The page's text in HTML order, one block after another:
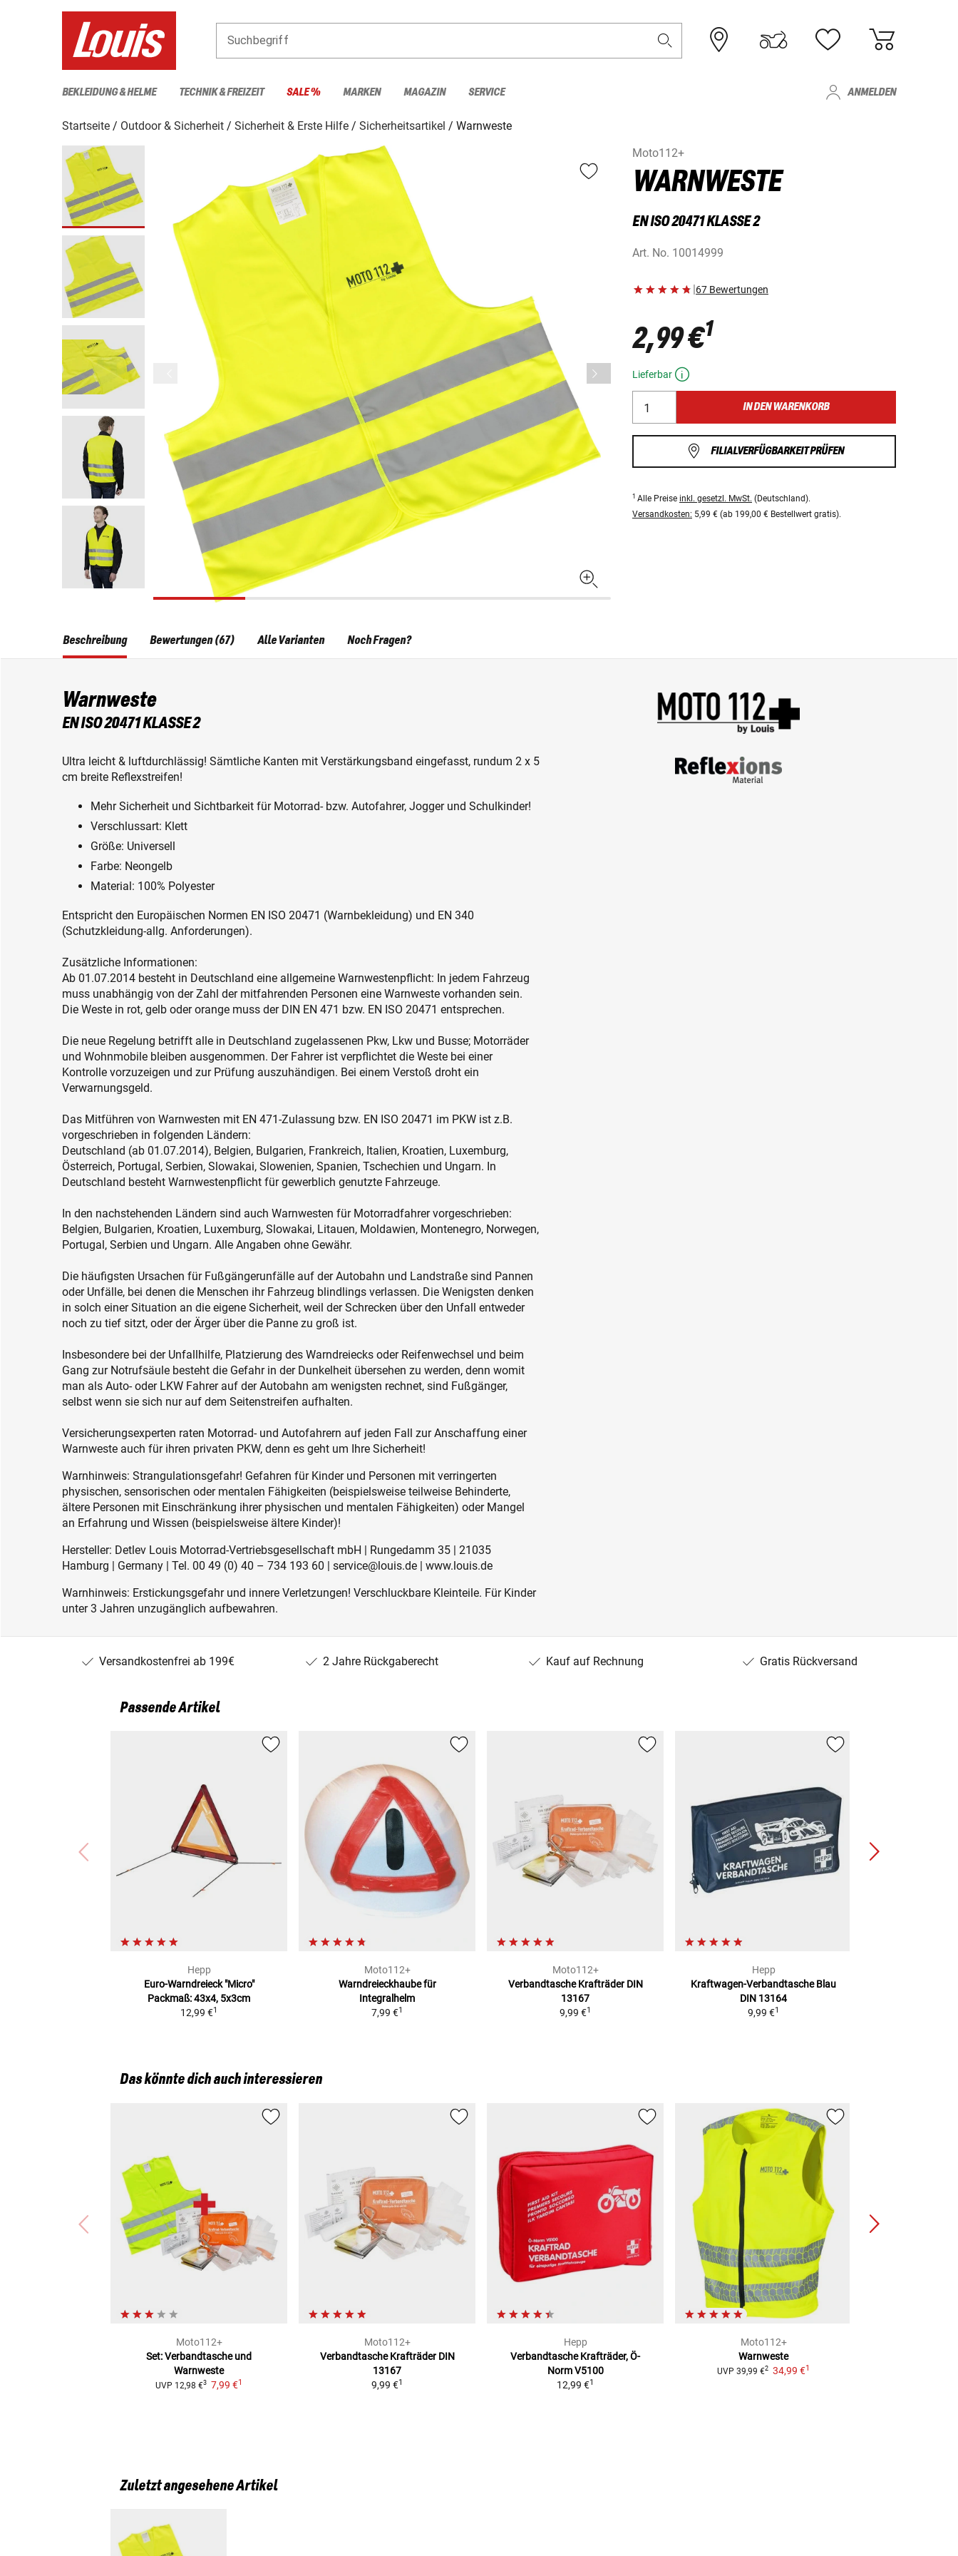
Suchbegriff
BEKLEIDUNG & HELME TECHNIK & FREIZEIT SALE % MARKEN MAGAZIN SERVICE ANMELDEN
Startseite Outdoor & Sicherheit Sicherheit & Erste Hilfe Sicherheitsartikel
Warnweste
Moto112+
WARNWESTE
EN ISO 20471 KLASSE 2
Art. No. 10014999
|67 Bewertungen
2,99 €1
Lieferbar
IN DEN WARENKORB
FILIALVERFÜGBARKEIT PRÜFEN
1 Alle Preise inkl. gesetzl. MwSt. (Deutschland).
Versandkosten: 5,99 € (ab 199,00 € Bestellwert gratis).
Beschreibung
Warnweste
EN ISO 20471 KLASSE 2
Ultra leicht & luftdurchlässig! Sämtliche Kanten mit Verstärkungsband eingefasst, rundum 2 x 5
cm breite Reflexstreifen!
Mehr Sicherheit und Sichtbarkeit für Motorrad- bzw. Autofahrer, Jogger und Schulkinder!
Verschlussart: Klett
Größe: Universell
Farbe: Neongelb
Material: 100% Polyester
Entspricht den Europäischen Normen EN ISO 20471 (Warnbekleidung) und EN 340
(Schutzkleidung-allg. Anforderungen).
Zusätzliche Informationen:
Ab 01.07.2014 besteht in Deutschland eine allgemeine Warnwestenpflicht: In jedem Fahrzeug
muss unabhängig von der Zahl der mitfahrenden Personen eine Warnweste vorhanden sein.
Die Weste in rot, gelb oder orange muss der DIN EN 471 bzw. EN ISO 20471 entsprechen.
Die neue Regelung betrifft alle in Deutschland zugelassenen Pkw, Lkw und Busse; Motorräder
und Wohnmobile bleiben ausgenommen. Der Fahrer ist verpflichtet die Weste bei einer
Kontrolle vorzuzeigen und zur Prüfung auszuhändigen. Bei einem Verstoß droht ein
Verwarnungsgeld.
Das Mitführen von Warnwesten mit EN 471-Zulassung bzw. EN ISO 20471 im PKW ist z.B.
vorgeschrieben in folgenden Ländern:
Deutschland (ab 01.07.2014), Belgien, Bulgarien, Frankreich, Italien, Kroatien, Luxemburg,
Österreich, Portugal, Serbien, Slowakai, Slowenien, Spanien, Tschechien und Ungarn. In
Deutschland besteht Warnwestenpflicht für gewerblich genutzte Fahrzeuge.
In den nachstehenden Ländern sind auch Warnwesten für Motorradfahrer vorgeschrieben:
Belgien, Bulgarien, Kroatien, Luxemburg, Slowakai, Litauen, Moldawien, Montenegro, Norwegen,
Portugal, Serbien und Ungarn. Alle Angaben ohne Gewähr.
Die häufigsten Ursachen für Fußgängerunfälle auf der Autobahn und Landstraße sind Pannen
oder Unfälle, bei denen die Menschen ihr Fahrzeug blindlings verlassen. Die Wenigsten denken
in solch einer Situation an die eigene Sicherheit, weil der Schrecken über den Unfall entweder
noch zu tief sitzt, oder der Ärger über die Panne zu groß ist.
Insbesondere bei der Unfallhilfe, Platzierung des Warndreiecks oder Reifenwechsel und beim
Gang zur Notrufsäule besteht die Gefahr in der Dunkelheit übersehen zu werden, denn womit
man als Auto- oder LKW Fahrer auf der Autobahn am wenigsten rechnet, sind Fußgänger,
selbst wenn sie sich nur auf dem Seitenstreifen aufhalten.
Versicherungsexperten raten Motorrad- und Autofahrern auf jeden Fall zur Anschaffung einer
Warnweste auch für ihren privaten PKW, denn es geht um Ihre Sicherheit!
Warnhinweis: Strangulationsgefahr! Gefahren für Kinder und Personen mit verringerten
physischen, sensorischen oder mentalen Fähigkeiten (beispielsweise teilweise Behinderte,
ältere Personen mit Einschränkung ihrer physischen und mentalen Fähigkeiten) oder Mangel
an Erfahrung und Wissen (beispielsweise ältere Kinder)!
Hersteller: Detlev Louis Motorrad-Vertriebsgesellschaft mbH | Rungedamm 35 | 21035
Hamburg | Germany | Tel. 00 49 (0) 40 – 734 193 60 | service@louis.de | www.louis.de
Warnhinweis: Erstickungsgefahr und innere Verletzungen! Verschluckbare Kleinteile. Für Kinder
unter 3 Jahren unzugänglich aufbewahren.
Bewertungen (67) Alle Varianten Noch Fragen?
Versandkostenfrei ab 199€ 2 Jahre Rückgaberecht Kauf auf Rechnung Gratis Rückversand
Passende Artikel
Hepp
Euro-Warndreieck "Micro"
Packmaß: 43x4, 5x3cm
12,99 €1
Moto112+
Warndreieckhaube für
Integralhelm
7,99 €1
Moto112+
Verbandtasche Krafträder DIN
13167
9,99 €1
Hepp
Kraftwagen-Verbandtasche Blau
DIN 13164
9,99 €1
Das könnte dich auch interessieren
Moto112+
Set: Verbandtasche und
Warnweste
UVP 12,98 €3 7,99 €1
Moto112+
Verbandtasche Krafträder DIN
13167
9,99 €1
Hepp
Verbandtasche Krafträder, Ö-
Norm V5100
12,99 €1
Moto112+
Warnweste
UVP 39,99 €2 34,99 €1
Zuletzt angesehene Artikel